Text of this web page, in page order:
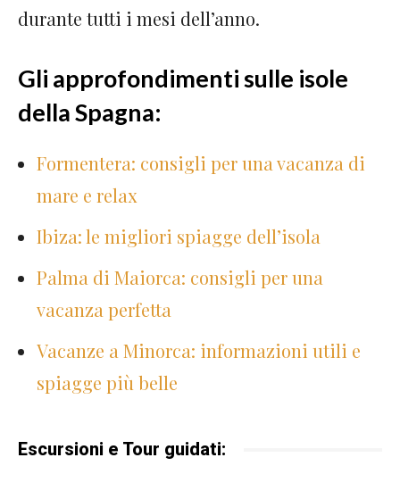
durante tutti i mesi dell’anno.
Gli approfondimenti sulle isole
della Spagna:
Formentera: consigli per una vacanza di
mare e relax
Ibiza: le migliori spiagge dell’isola
Palma di Maiorca: consigli per una
vacanza perfetta
Vacanze a Minorca: informazioni utili e
spiagge più belle
Escursioni e Tour guidati: